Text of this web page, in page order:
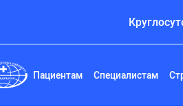
Пациентам Специалистам